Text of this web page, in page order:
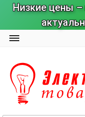
Низкие цены